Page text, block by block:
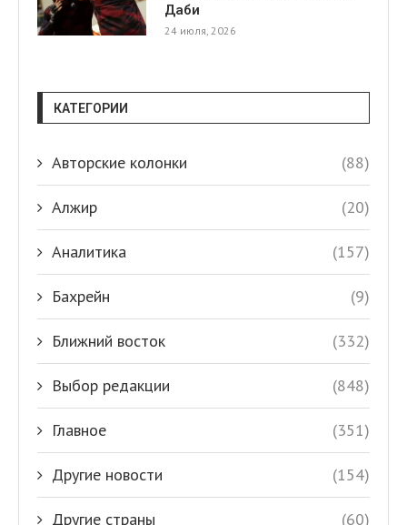
Даби
24 июля, 2026
КАТЕГОРИИ
Авторские колонки (88)
Алжир (20)
Аналитика (157)
Бахрейн (9)
Ближний восток (332)
Выбор редакции (848)
Главное (351)
Другие новости (154)
Другие страны (60)